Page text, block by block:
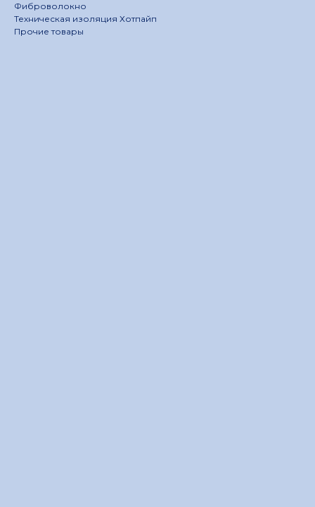
Фиброволокно
Техническая изоляция Хотпайп
Прочие товары